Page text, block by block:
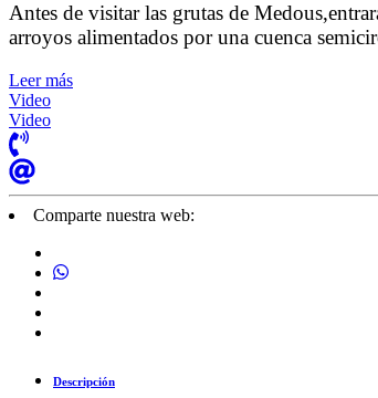
Antes de visitar las grutas de
arroyos alimentados por una cuenca
Leer más
Video
Video
Comparte nuestra web:
Descripción